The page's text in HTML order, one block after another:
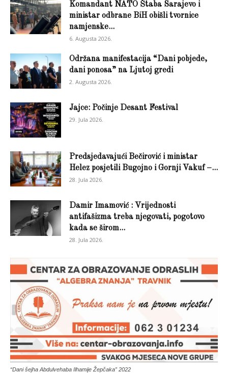
Komandant NATO Štaba Sarajevo i
ministar odbrane BiH obišli tvornice
namjenske...
6. Augusta 2026.
Održana manifestacija “Dani pobjede,
dani ponosa” na Ljutoj gredi
2. Augusta 2026.
Jajce: Počinje Desant Festival
29. Jula 2026.
Predsjedavajući Bečirović i ministar
Helez posjetili Bugojno i Gornji Vakuf –...
28. Jula 2026.
Damir Imamović : Vrijednosti
antifašizma treba njegovati, pogotovo
kada se širom...
28. Jula 2026.
“Dani šejha Abdulvehaba Ilhamije Žepčaka” 2022